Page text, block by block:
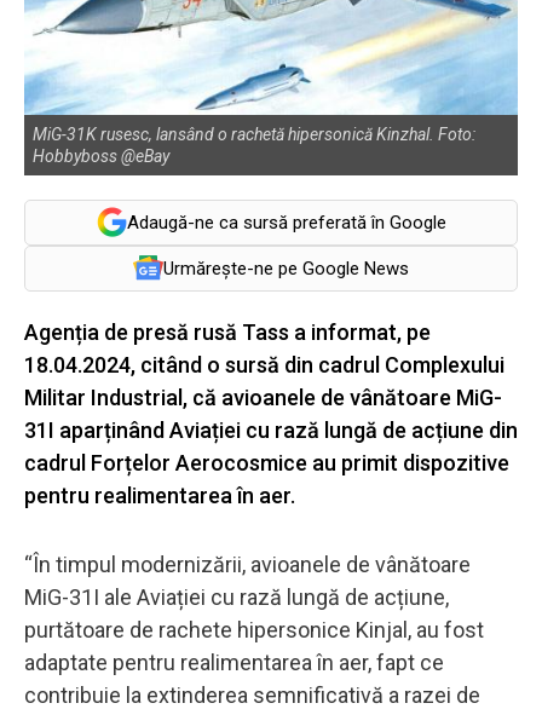
MiG-31K rusesc, lansând o rachetă hipersonică Kinzhal. Foto:
Hobbyboss @eBay
Adaugă-ne ca sursă preferată în Google
Urmărește-ne pe Google News
Agenția de presă rusă Tass a informat, pe
18.04.2024, citând o sursă din cadrul Complexului
Militar Industrial, că avioanele de vânătoare MiG-
31I aparținând Aviației cu rază lungă de acțiune din
cadrul Forțelor Aerocosmice au primit dispozitive
pentru realimentarea în aer.
“În timpul modernizării, avioanele de vânătoare
MiG-31I ale Aviației cu rază lungă de acțiune,
purtătoare de rachete hipersonice Kinjal, au fost
adaptate pentru realimentarea în aer, fapt ce
contribuie la extinderea semnificativă a razei de